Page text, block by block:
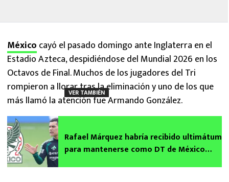
México cayó el pasado domingo ante Inglaterra en el
Estadio Azteca, despidiéndose del Mundial 2026 en los
Octavos de Final. Muchos de los jugadores del Tri
rompieron a llorar tras la eliminación y uno de los que
más llamó la atención fue Armando González.
VER TAMBIÉN
Rafael Márquez habría recibido ultimátum
para mantenerse como DT de México